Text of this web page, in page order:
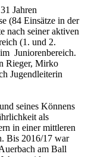
Jahren
(84 Einsätze in der
nach seiner aktiven
(1. und 2.
Juniorenbereich.
Rieger, Mirko
Jugendleiterin
seines Könnens
als
in einer mittleren
Bis 2016/17 war
am Ball